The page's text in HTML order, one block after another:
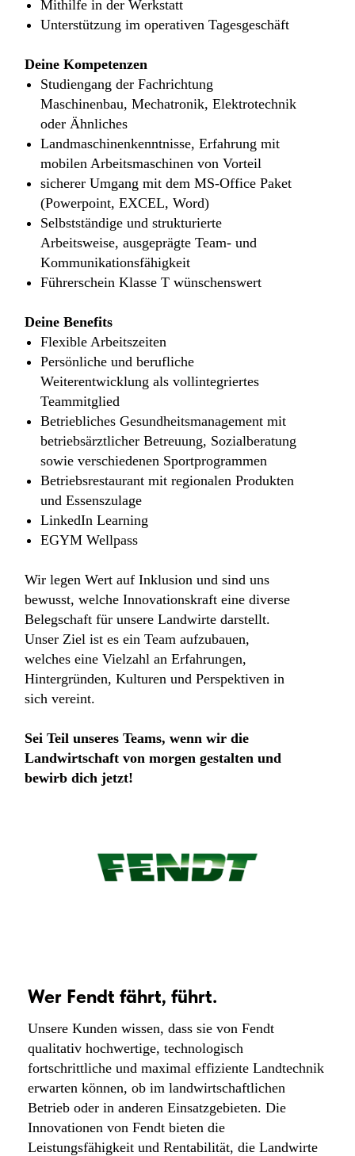
Mithilfe in der Werkstatt
Unterstützung im operativen Tagesgeschäft
Deine Kompetenzen
Studiengang der Fachrichtung
Maschinenbau, Mechatronik, Elektrotechnik
oder Ähnliches
Landmaschinenkenntnisse, Erfahrung mit
mobilen Arbeitsmaschinen von Vorteil
sicherer Umgang mit dem MS-Office Paket
(Powerpoint, EXCEL, Word)
Selbstständige und strukturierte
Arbeitsweise, ausgeprägte Team- und
Kommunikationsfähigkeit
Führerschein Klasse T wünschenswert
Deine Benefits
Flexible Arbeitszeiten
Persönliche und berufliche
Weiterentwicklung als vollintegriertes
Teammitglied
Betriebliches Gesundheitsmanagement mit
betriebsärztlicher Betreuung, Sozialberatung
sowie verschiedenen Sportprogrammen
Betriebsrestaurant mit regionalen Produkten
und Essenszulage
LinkedIn Learning
EGYM Wellpass
Wir legen Wert auf Inklusion und sind uns
bewusst, welche Innovationskraft eine diverse
Belegschaft für unsere Landwirte darstellt.
Unser Ziel ist es ein Team aufzubauen,
welches eine Vielzahl an Erfahrungen,
Hintergründen, Kulturen und Perspektiven in
sich vereint.
Sei Teil unseres Teams, wenn wir die
Landwirtschaft von morgen gestalten und
bewirb dich jetzt!
Wer Fendt fährt, führt.
Unsere Kunden wissen, dass sie von Fendt
qualitativ hochwertige, technologisch
fortschrittliche und maximal effiziente Landtechnik
erwarten können, ob im landwirtschaftlichen
Betrieb oder in anderen Einsatzgebieten. Die
Innovationen von Fendt bieten die
Leistungsfähigkeit und Rentabilität, die Landwirte